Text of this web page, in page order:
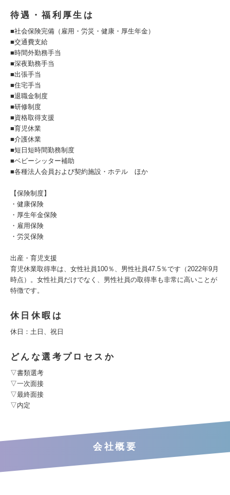
待遇・福利厚生は
■社会保険完備（雇用・労災・健康・厚生年金）
■交通費支給
■時間外勤務手当
■深夜勤務手当
■出張手当
■住宅手当
■退職金制度
■研修制度
■資格取得支援
■育児休業
■介護休業
■短日短時間勤務制度
■ベビーシッター補助
■各種法人会員および契約施設・ホテル ほか
【保険制度】
・健康保険
・厚生年金保険
・雇用保険
・労災保険
出産・育児支援
育児休業取得率は、女性社員100％、男性社員47.5％です（2022年9月
時点）。女性社員だけでなく、男性社員の取得率も非常に高いことが
特徴です。
休日休暇は
休日：土日、祝日
どんな選考プロセスか
▽書類選考
▽一次面接
▽最終面接
▽内定
会社概要